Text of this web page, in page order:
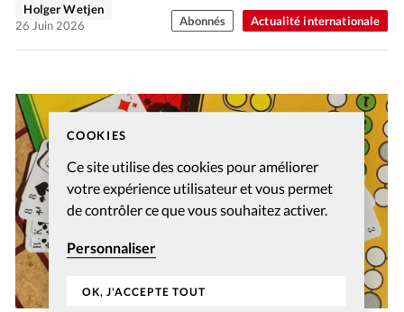
COOKIES
Ce site utilise des cookies pour améliorer
votre expérience utilisateur et vous permet
de contrôler ce que vous souhaitez activer.
Personnaliser
OK, J'ACCEPTE TOUT
Actualité internationale
Holger Wetjen
26 Juin 2026
Abonnés